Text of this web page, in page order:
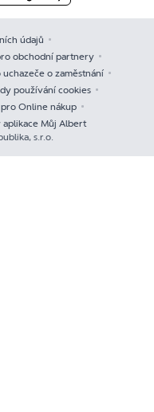
údajů
obchodní partnery
o zaměstnání
používání cookies
Online nákup
Můj Albert
s.r.o.